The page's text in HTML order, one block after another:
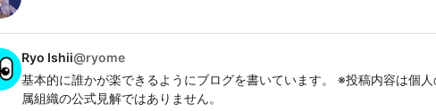
Ryo Ishii@ryome
基本的に誰かが楽できるようにブログを書いています。 ※投稿内容は個
属組織の公式見解ではありません。